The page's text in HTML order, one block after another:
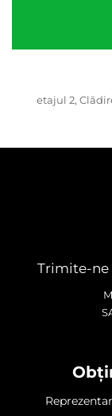
etajul 2,
Trimite-ne